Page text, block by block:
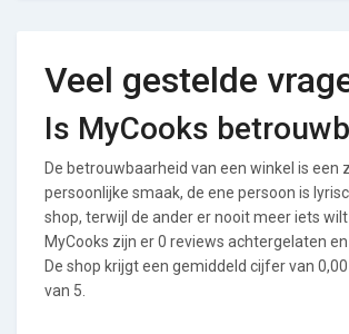
Veel gestelde
Is MyCooks
De betrouwbaarheid van een winkel is een
persoonlijke smaak, de ene persoon is
shop, terwijl de ander er nooit meer iets
MyCooks zijn er 0 reviews achtergelaten
De shop krijgt een gemiddeld cijfer van
van 5.